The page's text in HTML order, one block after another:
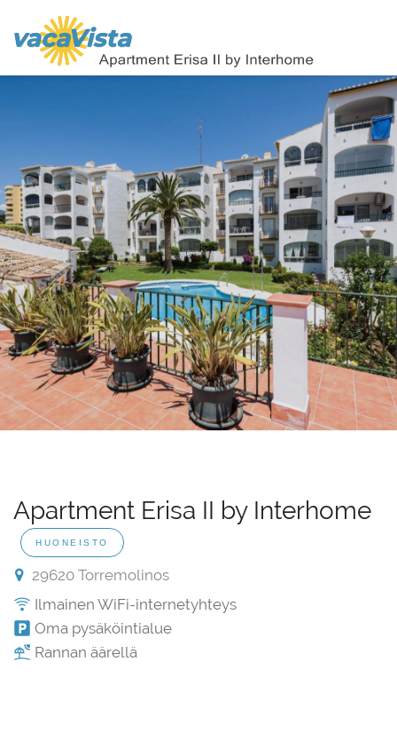
Apartment Erisa II by Interhome
HUONEISTO
29620 Torremolinos
Ilmainen WiFi-internetyhteys
Oma pysäköintialue
Rannan äärellä